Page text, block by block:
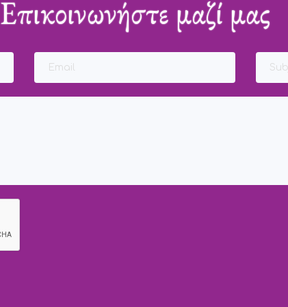
Επικοινωνήστε μαζί μας